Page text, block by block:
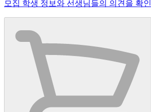
모집 학생 정보와 선생님들의 의견을 확